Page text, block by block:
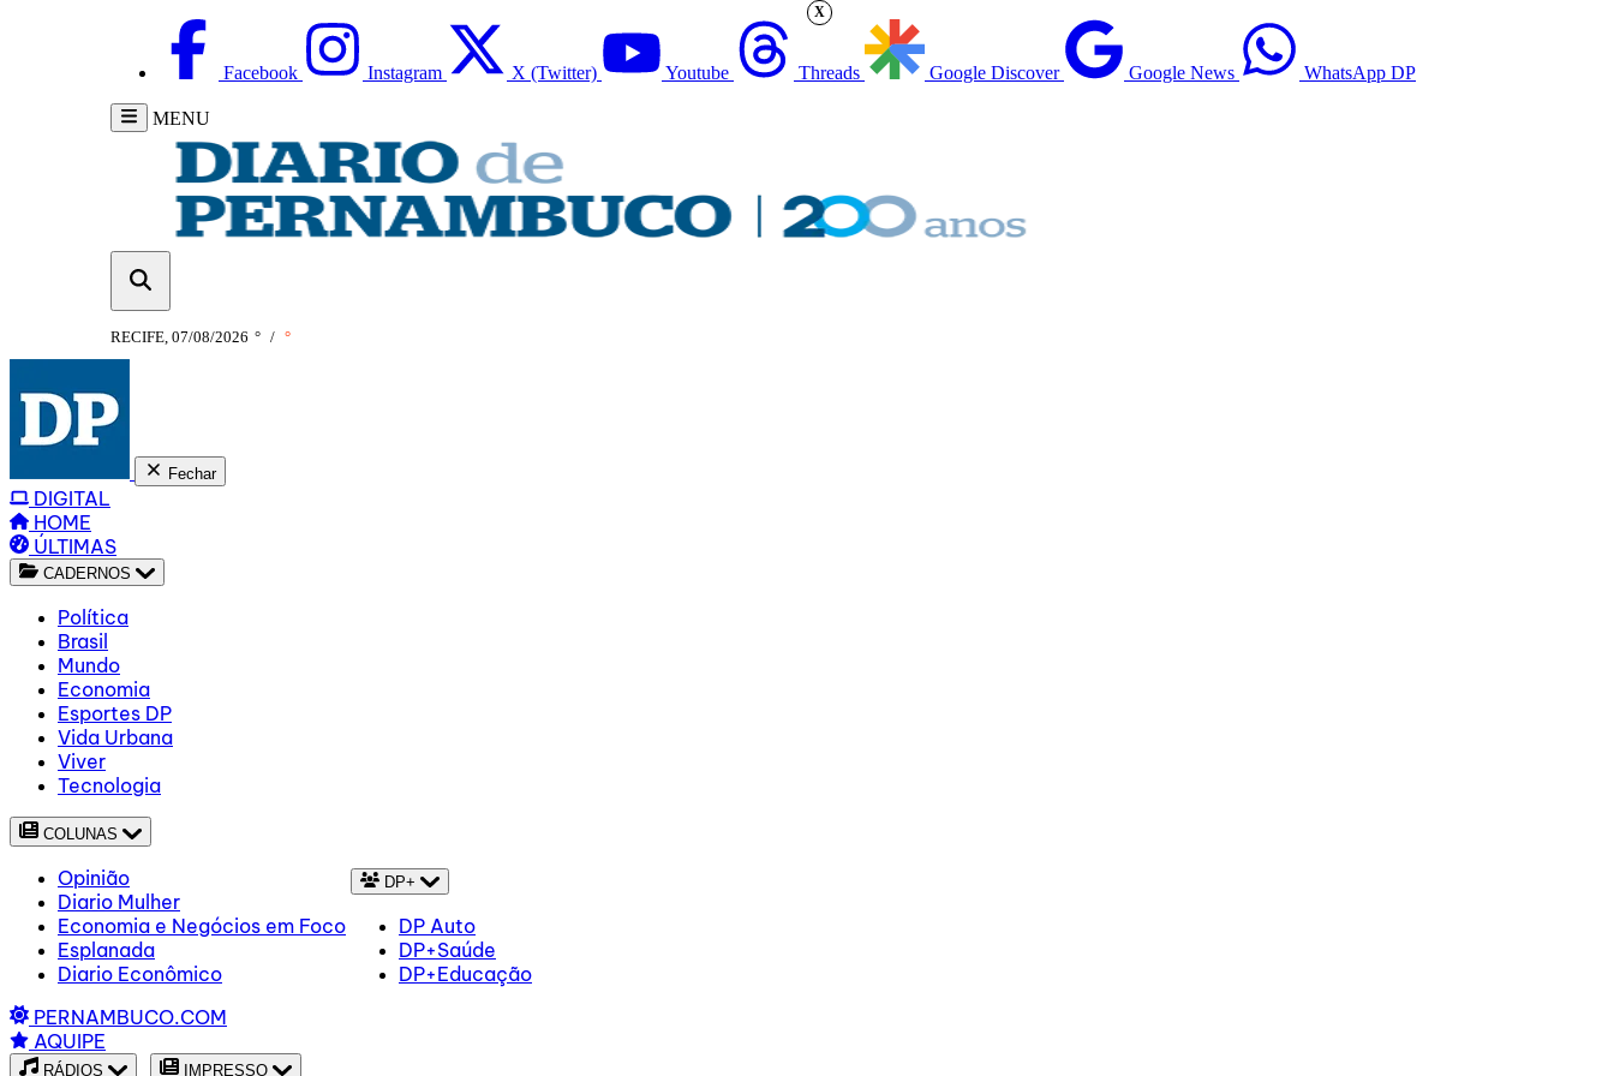
Facebook Instagram X (Twitter) Youtube Threads Google Discover Google News WhatsApp DP
MENU
RECIFE, 07/08/2026 ° / °
Fechar
DIGITAL
HOME
ÚLTIMAS
CADERNOS
Política
Brasil
Mundo
Economia
Esportes DP
Vida Urbana
Viver
Tecnologia
COLUNAS
Opinião
Diario Mulher
Economia e Negócios em Foco
Esplanada
Diario Econômico
DP+
DP Auto
DP+Saúde
DP+Educação
PERNAMBUCO.COM
AQUIPE
RÁDIOS IMPRESSO
X